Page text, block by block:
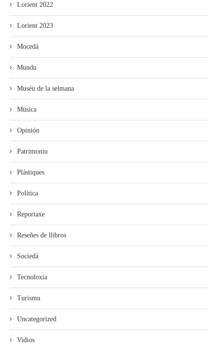
Lorient 2022
Lorient 2023
Mocedá
Mundu
Muséu de la selmana
Música
Opinión
Patrimoniu
Plástiques
Política
Reportaxe
Reseñes de llibros
Sociedá
Tecnoloxía
Turismu
Uncategorized
Vidios